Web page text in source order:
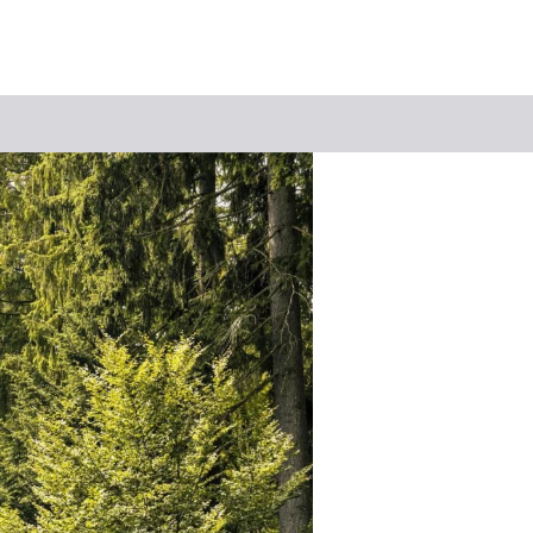
Suchbegriff
Das könnte Sie interessieren
Stadtführungen
Events & Tickets
Ausflugsziele
Erlebnisse
Wein
Radfahren
Wandern